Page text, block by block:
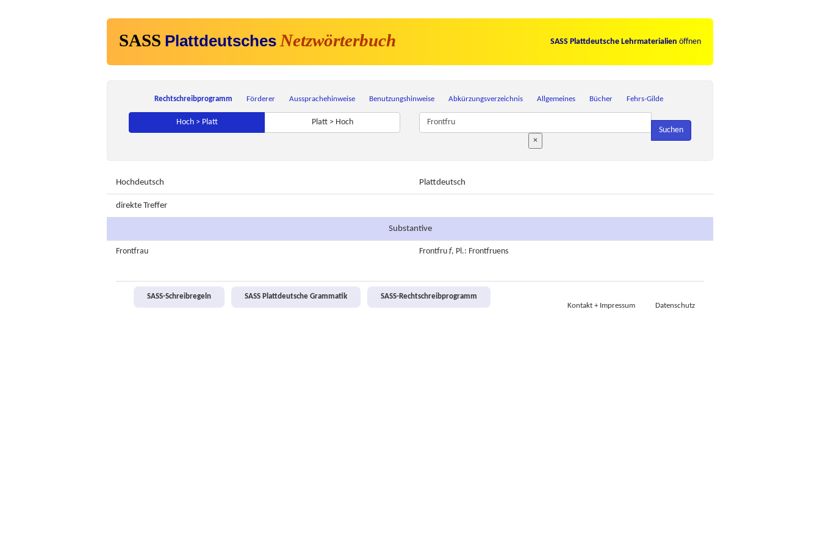
SASS Plattdeutsches Netzwörterbuch SASS Plattdeutsche Lehrmaterialien öffnen
Rechtschreibprogramm Förderer Aussprachehinweise Benutzungshinweise Abkürzungsverzeichnis Allgemeines Bücher Fehrs-Gilde
Hoch > Platt
Platt > Hoch
×
Suchen
Hochdeutsch Plattdeutsch
direkte Treffer
Substantive
Frontfrau Frontfru f, Pl.: Frontfruens
SASS-Schreibregeln SASS Plattdeutsche Grammatik
SASS-Rechtschreibprogramm
Kontakt + Impressum
Datenschutz